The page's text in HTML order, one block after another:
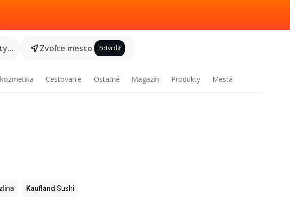
Zvoľte mesto Potvrdiť
Cestovanie Ostatné Magazín Produkty Mestá
Kaufland Sushi